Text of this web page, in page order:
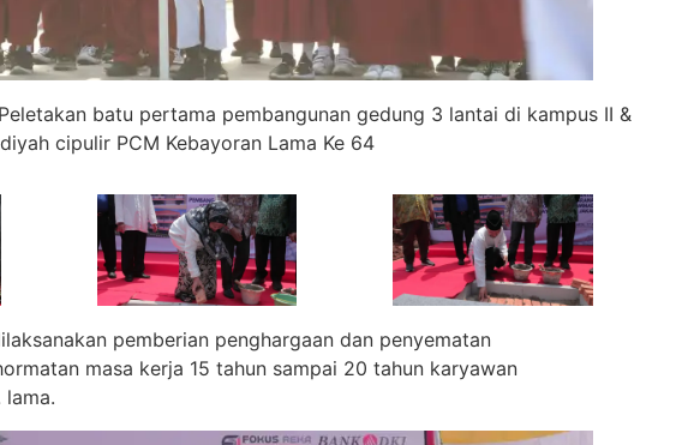
batu pertama pembangunan gedung 3 lantai di kampus II &
cipulir PCM Kebayoran Lama Ke 64
pemberian penghargaan dan penyematan
masa kerja 15 tahun sampai 20 tahun karyawan